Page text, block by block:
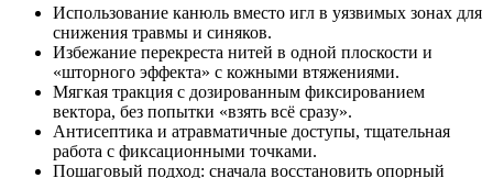
Использование канюль вместо игл в уязвимых зонах для
снижения травмы и синяков.
Избежание перекреста нитей в одной плоскости и
«шторного эффекта» с кожными втяжениями.
Мягкая тракция с дозированным фиксированием
вектора, без попытки «взять всё сразу».
Антисептика и атравматичные доступы, тщательная
работа с фиксационными точками.
Пошаговый подход: сначала восстановить опорный